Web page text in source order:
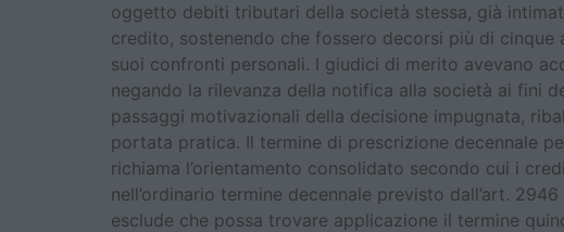
oggetto debiti tributari della società stessa, già
credito, sostenendo che fossero decorsi più di
suoi confronti personali. I giudici di merito avevano
negando la rilevanza della notifica alla società ai fini
passaggi motivazionali della decisione impugnata,
portata pratica. Il termine di prescrizione decennale
richiama l’orientamento consolidato secondo cui i
nell’ordinario termine decennale previsto dall’art.
esclude che possa trovare applicazione il termine